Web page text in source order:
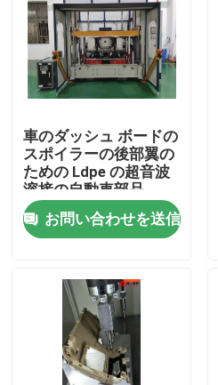
企業情報
会社案内
品質管理
お問い合わせ
熱い版の溶接機
プラスチックの熱板溶接
車のダッシュ ボードの
スポイラーの後部翼の
ための Ldpe の超音波
溶接の自動車部品
お問い合わせを送信